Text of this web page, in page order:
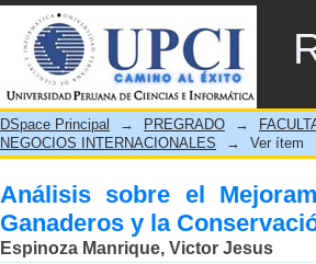
Análisis sobre el
Medio Ambiente”
DSpace Principal → PREGRADO →
NEGOCIOS INTERNACIONALES
→ Ver ítem
Análisis sobre el
Ganaderos y la
Espinoza Manrique, Victor Jesus